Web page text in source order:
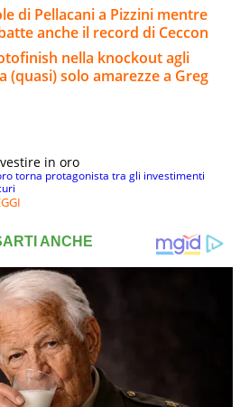
di Pellacani a Pizzini mentre
anche il record di Ceccon
nella knockout agli
(quasi) solo amarezze a Greg
in oro
torna protagonista tra gli investimenti